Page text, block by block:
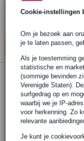
Cookie-instellingen
Om je bezoek aan
je te laten passen,
Als je toestemming
statistische en
(sommige bevinden
Verenigde Staten).
surfgedrag op en
waarbij we je IP-
voor herkenning. Zo
relevante
Je kunt je
Op